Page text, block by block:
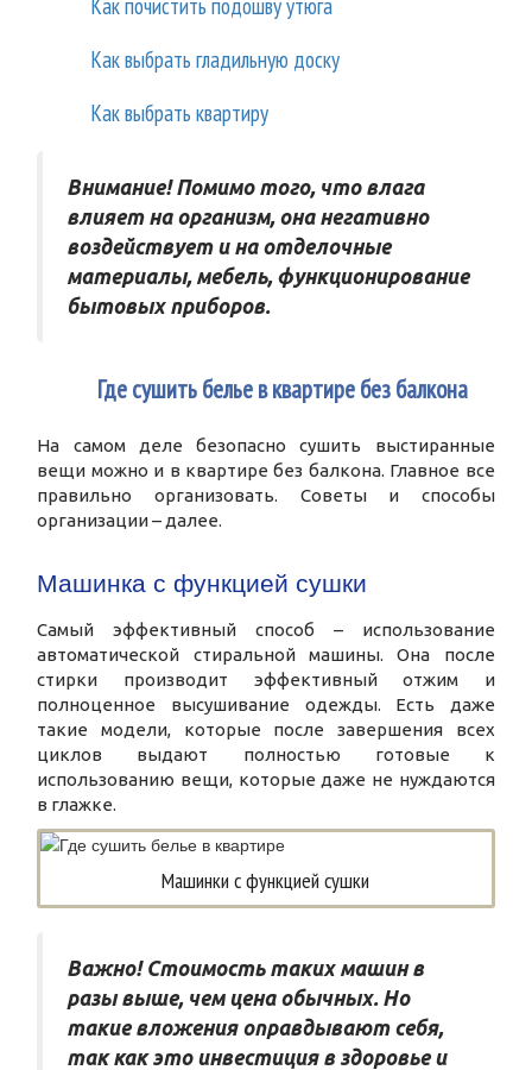
Как выбрать гладильную доску
Как выбрать квартиру
Внимание! Помимо того, что влага
влияет на организм, она негативно
воздействует и на отделочные
материалы, мебель, функционирование
бытовых приборов.
Где сушить белье в квартире без балкона
На самом деле безопасно сушить выстиранные
вещи можно и в квартире без балкона. Главное все
правильно организовать. Советы и способы
организации – далее.
Машинка с функцией сушки
Самый эффективный способ – использование
автоматической стиральной машины. Она после
стирки производит эффективный отжим и
полноценное высушивание одежды. Есть даже
такие модели, которые после завершения всех
циклов выдают полностью готовые к
использованию вещи, которые даже не нуждаются
в глажке.
Машинки с функцией сушки
Важно! Стоимость таких машин в
разы выше, чем цена обычных. Но
такие вложения оправдывают себя,
так как это инвестиция в здоровье и